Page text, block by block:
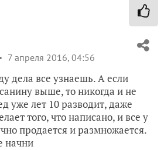
7 апреля 2016, 04:56
дела все узнаешь. А если
выше, то никогда и не
уже лет 10 разводит, даже
того, что написано, и все у
продается и размножается.
начни